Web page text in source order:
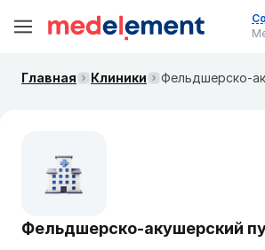
Главная Клиники
Фельдшерско-акушерский